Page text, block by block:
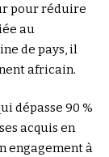
pour réduire
au
de pays, il
africain.
dépasse 90 %
acquis en
engagement à